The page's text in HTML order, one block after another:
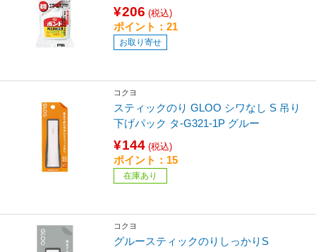
¥206 (税込)
ポイント：21
お取り寄せ
コクヨ
スティックのり GLOO シワなし S 吊り
下げパック タ-G321-1P グルー
¥144 (税込)
ポイント：15
在庫あり
コクヨ
グルースティックのりしっかりS